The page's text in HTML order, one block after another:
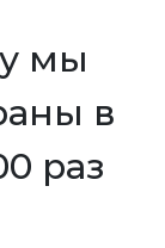
мы
в
раз